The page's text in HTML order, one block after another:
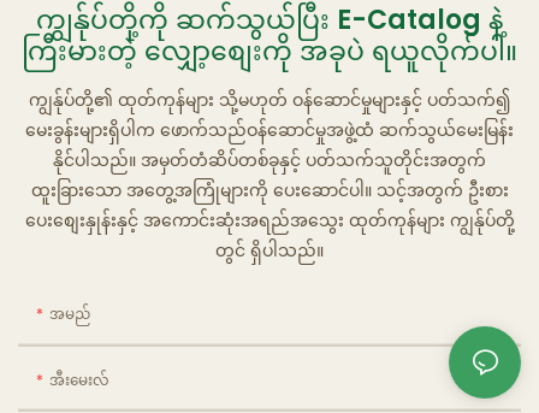
ကျွန်ုပ်တို့ကို ဆက်သွယ်ပြီး E-Catalog နဲ့
ကြီးမားတဲ့ လျှော့စျေးကို အခုပဲ ရယူလိုက်ပါ။
ကျွန်ုပ်တို့၏ ထုတ်ကုန်များ သို့မဟုတ် ဝန်ဆောင်မှုများနှင့် ပတ်သက်၍
မေးခွန်းများရှိပါက ဖောက်သည်ဝန်ဆောင်မှုအဖွဲ့ထံ ဆက်သွယ်မေးမြန်း
နိုင်ပါသည်။ အမှတ်တံဆိပ်တစ်ခုနှင့် ပတ်သက်သူတိုင်းအတွက်
ထူးခြားသော အတွေ့အကြုံများကို ပေးဆောင်ပါ။ သင့်အတွက် ဦးစား
ပေးစျေးနှုန်းနှင့် အကောင်းဆုံးအရည်အသွေး ထုတ်ကုန်များ ကျွန်ုပ်တို့
တွင် ရှိပါသည်။
အမည်
အီးမေးလ်